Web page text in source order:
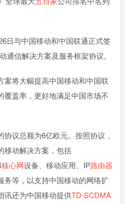
日与中国移动和中国联通正式签
通信解决方案及服务框架协议。
案将大幅提高中国移动和中国联
覆盖率，更好地满足中国市场不
议总额为6亿欧元。按照协议，
移动解决方案，包括
核心网设备、移动应用、IP路由器
务等，以支持中国移动的网络扩
讯还为中国移动提供TD-SCDMA